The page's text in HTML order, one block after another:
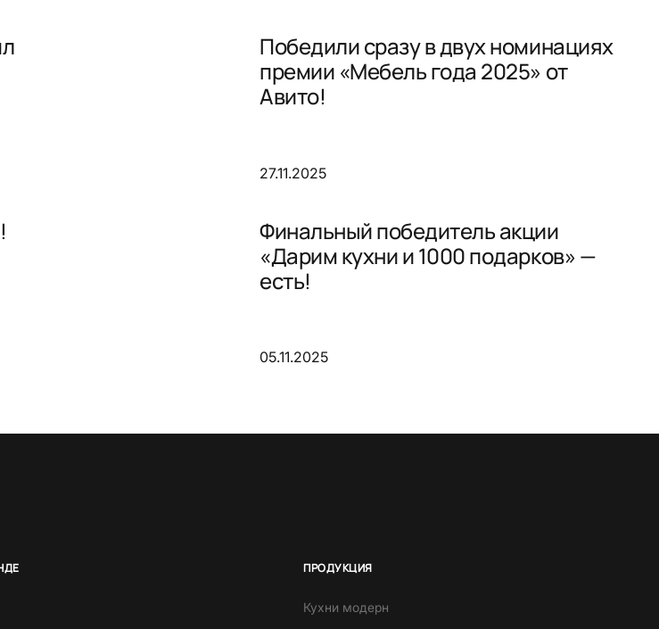
Победили сразу в двух номинациях
премии «Мебель года 2025» от
Авито!
27.11.2025
Финальный победитель акции
«Дарим кухни и 1000 подарков» —
есть!
05.11.2025
ПРОДУКЦИЯ
Кухни модерн